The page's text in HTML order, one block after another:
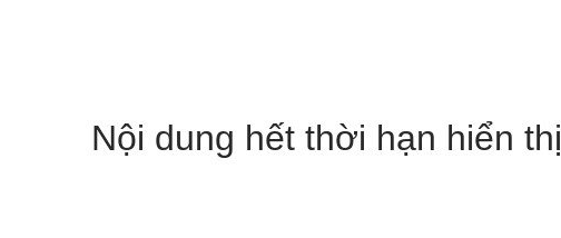
Nội dung hết thời hạn hiển thị